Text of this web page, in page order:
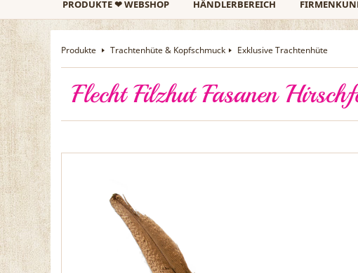
PRODUKTE ❤ WEBSHOP HÄNDLERBEREICH
Produkte Trachtenhüte & Kopfschmuck Exklusive Trachtenhüte
Flecht Filzhut Fasanen